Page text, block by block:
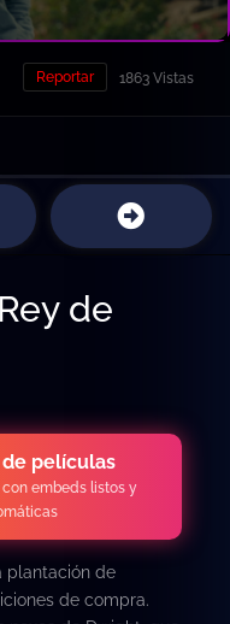
1863 Vistas
Reportar
de
películas
con embeds listos y
plantación de
de compra.